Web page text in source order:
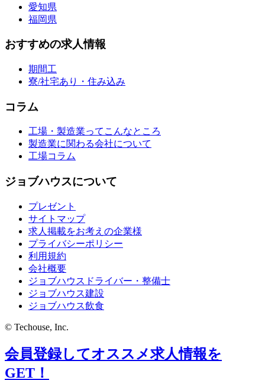
愛知県
福岡県
おすすめの求人情報
期間工
寮/社宅あり・住み込み
コラム
工場・製造業ってこんなところ
製造業に関わる会社について
工場コラム
ジョブハウスについて
プレゼント
サイトマップ
求人掲載をお考えの企業様
プライバシーポリシー
利用規約
会社概要
ジョブハウスドライバー・整備士
ジョブハウス建設
ジョブハウス飲食
© Techouse, Inc.
会員登録してオススメ求人情報を
GET！